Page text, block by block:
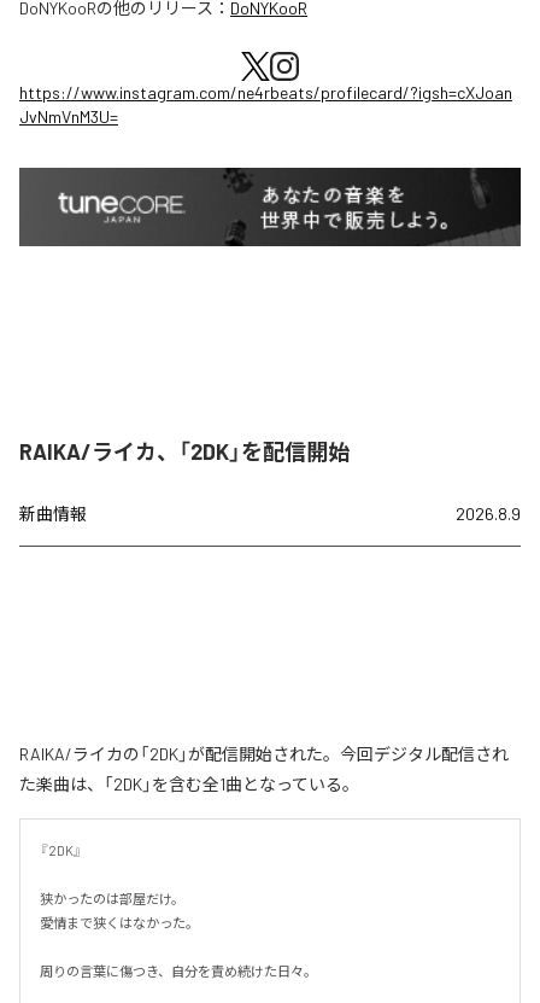
DoNYKooRの他のリリース： DoNYKooR
https://www.instagram.com/ne4rbeats/profilecard/?igsh=cXJoan
JvNmVnM3U=
RAIKA/ライカ、「2DK」を配信開始
新曲情報 2026.8.9
RAIKA/ライカの「2DK」が配信開始された。今回デジタル配信され
た楽曲は、「2DK」を含む全1曲となっている。
『2DK』
狭かったのは部屋だけ。
愛情まで狭くはなかった。
周りの言葉に傷つき、自分を責め続けた日々。